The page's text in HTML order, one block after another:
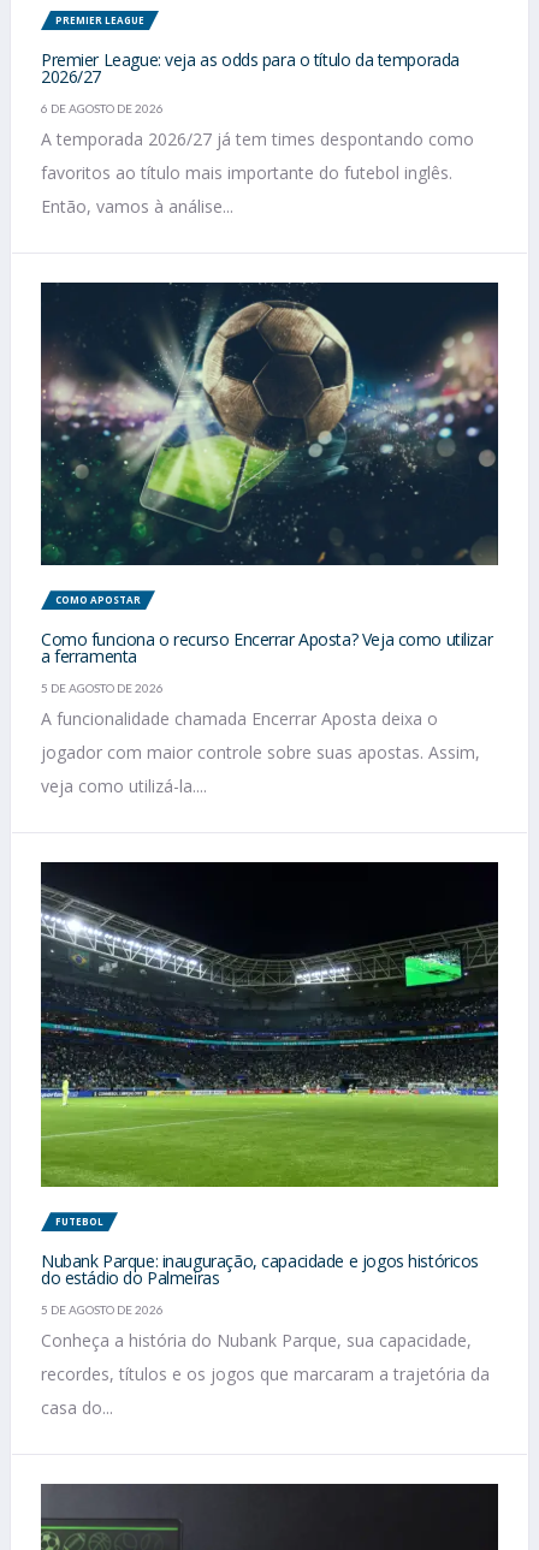
PREMIER LEAGUE
Premier League: veja as odds para o título da temporada
2026/27
6 DE AGOSTO DE 2026
A temporada 2026/27 já tem times despontando como
favoritos ao título mais importante do futebol inglês.
Então, vamos à análise...
COMO APOSTAR
Como funciona o recurso Encerrar Aposta? Veja como utilizar
a ferramenta
5 DE AGOSTO DE 2026
A funcionalidade chamada Encerrar Aposta deixa o
jogador com maior controle sobre suas apostas. Assim,
veja como utilizá-la....
FUTEBOL
Nubank Parque: inauguração, capacidade e jogos históricos
do estádio do Palmeiras
5 DE AGOSTO DE 2026
Conheça a história do Nubank Parque, sua capacidade,
recordes, títulos e os jogos que marcaram a trajetória da
casa do...